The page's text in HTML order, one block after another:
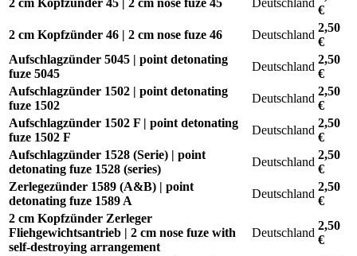
€
2 cm Kopfzünder 46 | 2 cm nose fuze 46
Deutschland
2,50
€
Aufschlagzünder 5045 | point detonating
fuze 5045
Deutschland
2,50
€
Aufschlagzünder 1502 | point detonating
fuze 1502
Deutschland
2,50
€
Aufschlagzünder 1502 F | point detonating
fuze 1502 F
Deutschland
2,50
€
Aufschlagzünder 1528 (Serie) | point
detonating fuze 1528 (series)
Deutschland
2,50
€
Zerlegezünder 1589 (A&B) | point
detonating fuze 1589 A
Deutschland
2,50
€
2 cm Kopfzünder Zerleger
Fliehgewichtsantrieb | 2 cm nose fuze with
self-destroying arrangement
Deutschland
2,50
€